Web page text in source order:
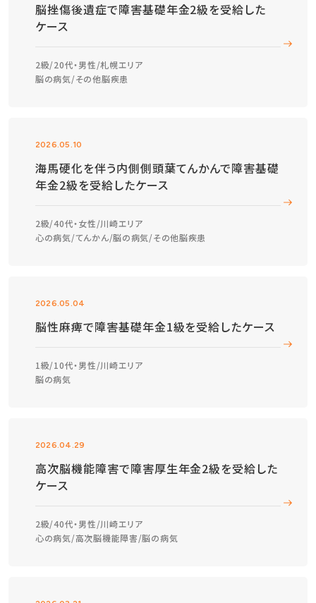
脳挫傷後遺症で障害基礎年金2級を受給した
ケース
2級 20代・男性 札幌エリア
脳の病気 その他脳疾患
2026.05.10
海馬硬化を伴う内側側頭葉てんかんで障害基礎
年金2級を受給したケース
2級 40代・女性 川崎エリア
心の病気 てんかん 脳の病気 その他脳疾患
2026.05.04
脳性麻痺で障害基礎年金1級を受給したケース
1級 10代・男性 川崎エリア
脳の病気
2026.04.29
高次脳機能障害で障害厚生年金2級を受給した
ケース
2級 40代・男性 川崎エリア
心の病気 高次脳機能障害 脳の病気